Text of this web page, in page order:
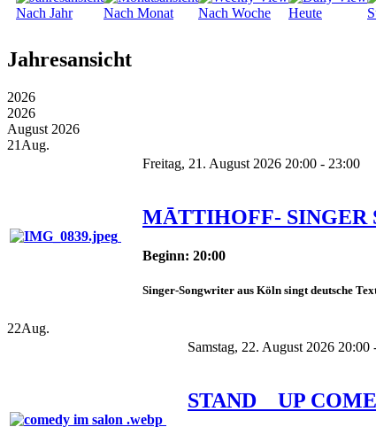
Nach Jahr Nach Monat Nach Woche Heute
Jahresansicht
2026
2026
August 2026
21 Aug.
Freitag, 21. August 2026 20:00 - 23:00
MĀTTIHOFF- SINGER
Beginn: 20:00
Singer-Songwriter aus Köln singt deutsche
22Aug.
Samstag, 22. August 2026 20:00
STAND _ UP